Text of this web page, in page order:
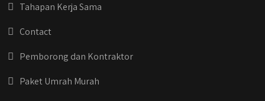
#kontraktorbangunanjabodetabek
Tahapan Kerja Sama
Contact
Pemborong dan Kontraktor
Paket Umrah Murah